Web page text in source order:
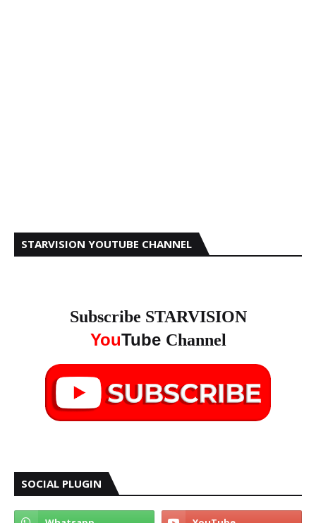
STARVISION YOUTUBE CHANNEL
Subscribe STARVISION
YouTube Channel
SOCIAL PLUGIN